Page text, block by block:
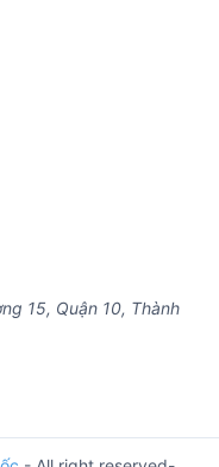
15, Quận 10, Thành